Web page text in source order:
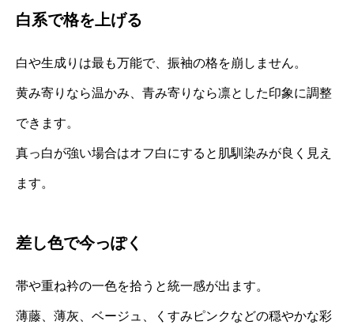
白系で格を上げる
白や生成りは最も万能で、振袖の格を崩しません。
黄み寄りなら温かみ、青み寄りなら凛とした印象に調整
できます。
真っ白が強い場合はオフ白にすると肌馴染みが良く見え
ます。
差し色で今っぽく
帯や重ね衿の一色を拾うと統一感が出ます。
薄藤、薄灰、ベージュ、くすみピンクなどの穏やかな彩